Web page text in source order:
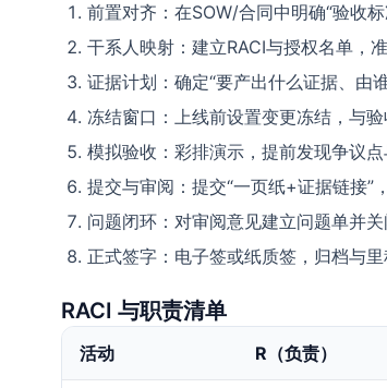
前置对齐：在SOW/合同中明确“验收标
干系人映射：建立RACI与授权名单，
证据计划：确定“要产出什么证据、由谁
冻结窗口：上线前设置变更冻结，与验
模拟验收：彩排演示，提前发现争议点
提交与审阅：提交“一页纸+证据链接”
问题闭环：对审阅意见建立问题单并关
正式签字：电子签或纸质签，归档与里
RACI 与职责清单
活动 R（负责）